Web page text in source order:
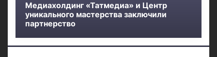
Медиахолдинг «Татмедиа» и Центр
уникального мастерства заключили
партнерство